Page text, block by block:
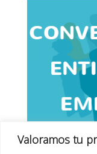
Valoramos tu